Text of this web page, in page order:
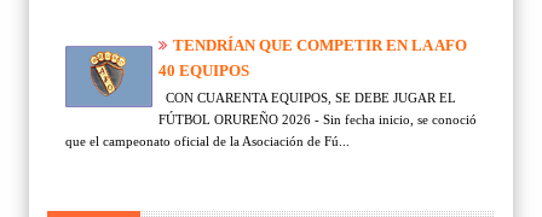
TENDRÍAN QUE COMPETIR EN LA AFO
40 EQUIPOS
CON CUARENTA EQUIPOS, SE DEBE JUGAR EL
FÚTBOL ORUREÑO 2026 - Sin fecha inicio, se conoció
que el campeonato oficial de la Asociación de Fú...